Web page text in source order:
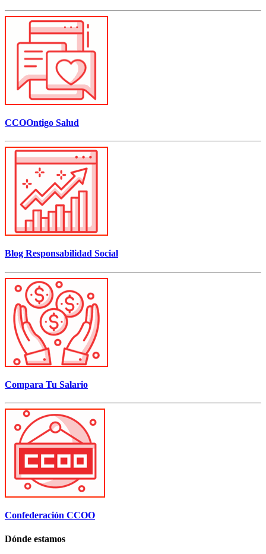
CCOOntigo Salud
Blog Responsabilidad Social
Compara Tu Salario
Confederación CCOO
Dónde estamos